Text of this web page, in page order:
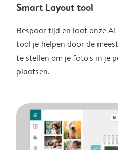
Smart Layout tool
Bespaar tijd en laat onze
tool je helpen door de
te stellen om je foto's in je
plaatsen.